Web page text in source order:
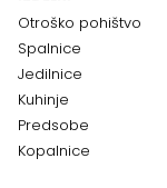
Otroško pohištvo
Spalnice
Jedilnice
Kuhinje
Predsobe
Kopalnice